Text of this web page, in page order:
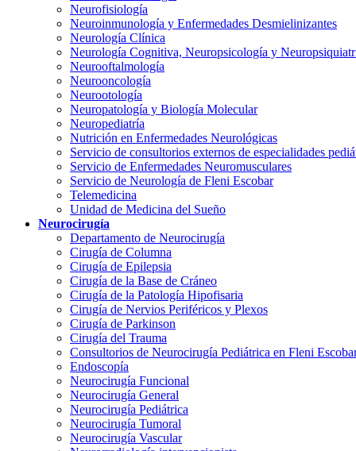
Neurofisiología
Neuroinmunología y Enfermedades Desmielinizantes
Neurología Clínica
Neurología Cognitiva, Neuropsicología y
Neurooftalmología
Neurooncología
Neurootología
Neuropatología y Biología Molecular
Neuropediatría
Nutrición en Enfermedades Neurológicas
Servicio de consultorios externos de especialidades
Servicio de Enfermedades Neuromusculares
Servicio de Neurología de Fleni Escobar
Telemedicina
Unidad de Medicina del Sueño
Neurocirugía
Departamento de Neurocirugía
Cirugía de Columna
Cirugía de Epilepsia
Cirugía de la Base de Cráneo
Cirugía de la Patología Hipofisaria
Cirugía de Nervios Periféricos y Plexos
Cirugía de Parkinson
Cirugía del Trauma
Consultorios de Neurocirugía Pediátrica en Fleni
Endoscopía
Neurocirugía Funcional
Neurocirugía General
Neurocirugía Pediátrica
Neurocirugía Tumoral
Neurocirugía Vascular